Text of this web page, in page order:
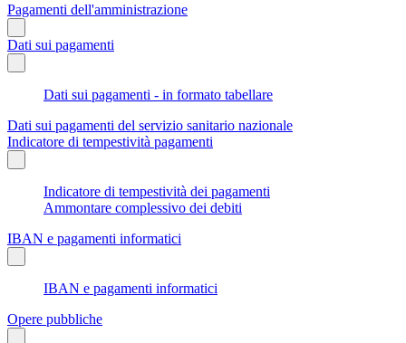
Pagamenti dell'amministrazione
Dati sui pagamenti
Dati sui pagamenti - in formato tabellare
Dati sui pagamenti del servizio sanitario nazionale
Indicatore di tempestività pagamenti
Indicatore di tempestività dei pagamenti
Ammontare complessivo dei debiti
IBAN e pagamenti informatici
IBAN e pagamenti informatici
Opere pubbliche